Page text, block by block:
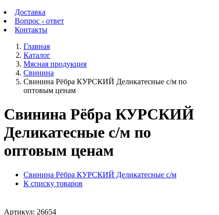
Доставка
Вопрос - ответ
Контакты
Главная
Каталог
Мясная продукция
Свинина
Свинина Рёбра КУРСКИЙ Деликатесные с/м по
оптовым ценам
Свинина Рёбра КУРСКИЙ
Деликатесные с/м по
оптовым ценам
Свинина Рёбра КУРСКИЙ Деликатесные с/м
К списку товаров
Артикул: 26654